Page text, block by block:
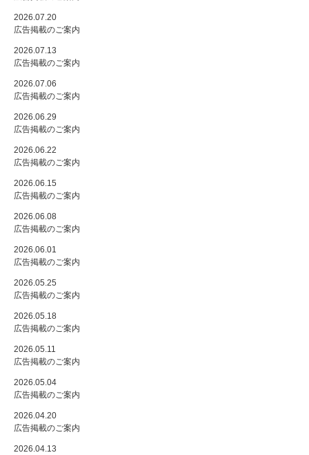
2026.07.20
広告掲載のご案内
2026.07.13
広告掲載のご案内
2026.07.06
広告掲載のご案内
2026.06.29
広告掲載のご案内
2026.06.22
広告掲載のご案内
2026.06.15
広告掲載のご案内
2026.06.08
広告掲載のご案内
2026.06.01
広告掲載のご案内
2026.05.25
広告掲載のご案内
2026.05.18
広告掲載のご案内
2026.05.11
広告掲載のご案内
2026.05.04
広告掲載のご案内
2026.04.20
広告掲載のご案内
2026.04.13